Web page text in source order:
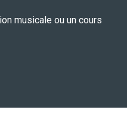
musicale ou un cours